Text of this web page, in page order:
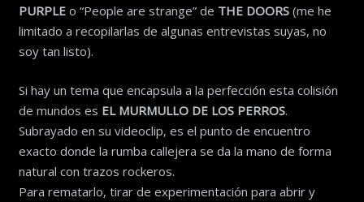
PURPLEo “People are strange” de THE DOORS(me he
limitado a recopilarlas de algunas entrevistas suyas, no
soy tan listo).
Si hay un tema que encapsula a la perfección esta colisión
de mundos es EL MURMULLO DE LOS PERROS.
Subrayado en su videoclip, es el punto de encuentro
exacto donde la rumba callejera se da la mano de forma
natural con trazos rockeros.
Para rematarlo, tirar de experimentación para abrir y